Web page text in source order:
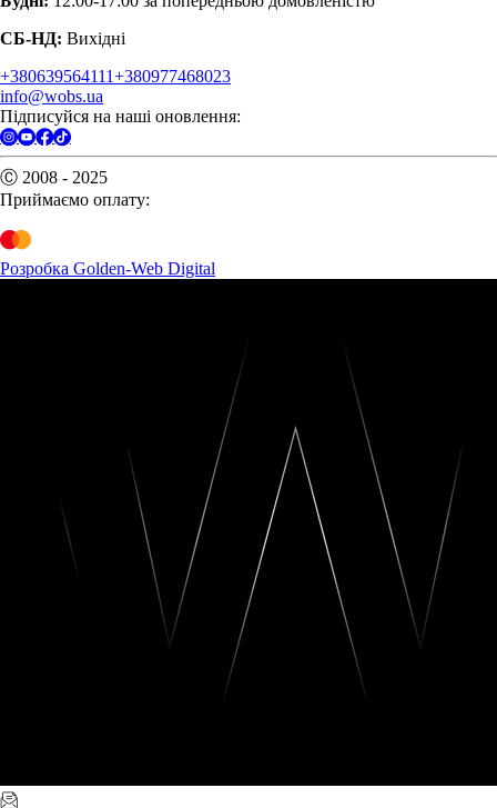
СБ-НД: Вихідні
+380639564111+380977468023
info@wobs.ua
Підписуйся на наші оновлення:
Ⓒ 2008 - 2025
Приймаємо оплату:
Розробка Golden-Web Digital